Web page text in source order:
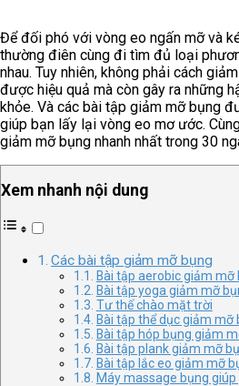
Để đối phó với vòng eo ngấn mỡ và
thường điên cùng đi tìm đủ loại
nhau. Tuy nhiên, không phải cách
được hiệu quả mà còn gây ra những
khỏe. Và các bài tập giảm mỡ bụng
giúp bạn lấy lại vòng eo mơ ước.
giảm mỡ bụng nhanh nhất trong 30
Xem nhanh nội dung
Các bài tập giảm mỡ bụng
Bài tập aerobic giảm mỡ
Bài tập yoga giảm mỡ
Tư thế chào mặt trời
Bài tập thể dục giảm mỡ
Bài tập hóp bụng giảm
Bài tập plank giảm mỡ
Bài tập lắc eo giảm mỡ
Máy massage bụng